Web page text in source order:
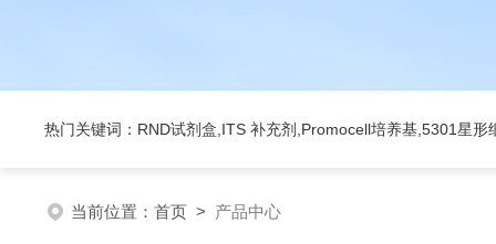
热门关键词：RND试剂盒,ITS 补充剂,Promocell培养基,5301星形
当前位置： 首页 > 产品中心